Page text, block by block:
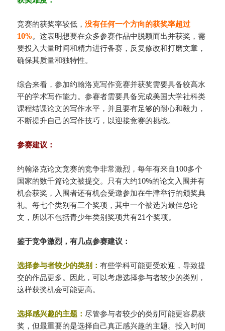
竞赛的获奖率较低，没有任何一个方向的获奖率超过
10%。这表明想要在众多参赛作品中脱颖而出并获奖，需
要投入大量时间和精力进行备赛，反复修改和打磨文章，
确保其质量和独特性。
综合来看，参加约翰洛克写作竞赛并获奖需要具备较高水
平的学术写作能力。参赛者需要具备完成美国大学社科类
课程结课论文的写作水平，并且要有足够的耐心和毅力，
不断提升自己的写作技巧，以迎接竞赛的挑战。
参赛建议：
约翰洛克论文竞赛的竞争非常激烈，每年有来自100多个
国家的数千篇论文被提交。只有大约10%的论文入围并有
机会获奖，入围者还有机会受邀参加在牛津举行的颁奖典
礼。每七个类别有三个奖项，其中一个被选为最佳总论
文，所以不包括青少年类别奖项共有21个奖项。
鉴于竞争激烈，有几点参赛建议：
选择参与者较少的类别：有些学科可能更受欢迎，导致提
交的作品更多。因此，可以考虑选择参与者较少的类别，
这样获奖机会可能更高。
选择感兴趣的主题： 尽管参与者较少的类别可能更容易获
奖，但最重要的是选择自己真正感兴趣的主题。投入时间